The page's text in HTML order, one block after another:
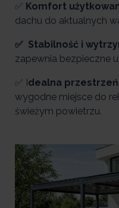
✅ Komfort
dachu do aktualnych
✅ Stabilność i
zapewnia bezpieczne
✅ I dealna
wygodne miejsce do
świeżym powietrzu.